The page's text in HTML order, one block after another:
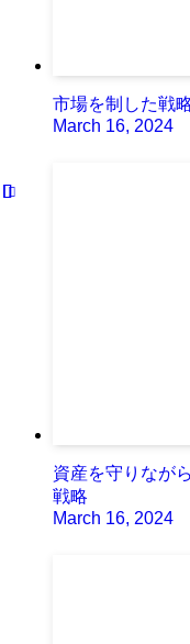
市場を制した戦
March 16, 2024
資産を守りなが
戦略
March 16, 2024